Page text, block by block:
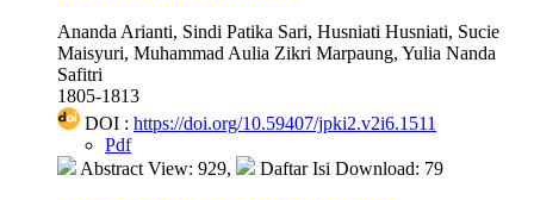
Ananda Arianti, Sindi Patika Sari, Husniati Husniati, Sucie
Maisyuri, Muhammad Aulia Zikri Marpaung, Yulia Nanda
Safitri
1805-1813
DOI : https://doi.org/10.59407/jpki2.v2i6.1511
Pdf
Abstract View: 929,
Daftar Isi Download: 79